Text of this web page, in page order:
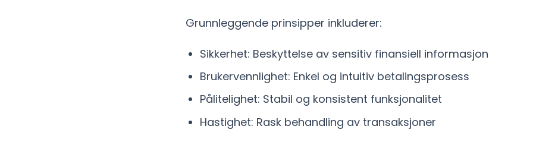
Grunnleggende prinsipper inkluderer:
Sikkerhet: Beskyttelse av sensitiv finansiell informasjon
Brukervennlighet: Enkel og intuitiv betalingsprosess
Pålitelighet: Stabil og konsistent funksjonalitet
Hastighet: Rask behandling av transaksjoner